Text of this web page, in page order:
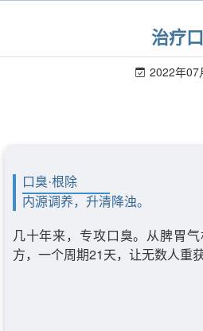
治疗
2022年07
口臭·根除
内源调养，升清降浊。
几十年来，专攻口臭。从脾胃
方，一个周期21天，让无数人重